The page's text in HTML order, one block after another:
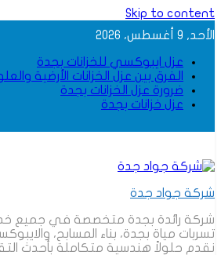
Skip to content
الأحد, 9 أغسطس، 2026
عزل ايبوكسي للخزانات بجدة
الفرق بين عزل الخزانات الأرضية
ضرورة عزل الخزانات بجدة
عزل خزانات بجدة
شركة جواد جدة
شركة رائدة بجدة متخصصة في جميع
تسربات مياة بجدة، بناء المسابح،
نقدم حلولاً هندسية متكاملة بأحدث